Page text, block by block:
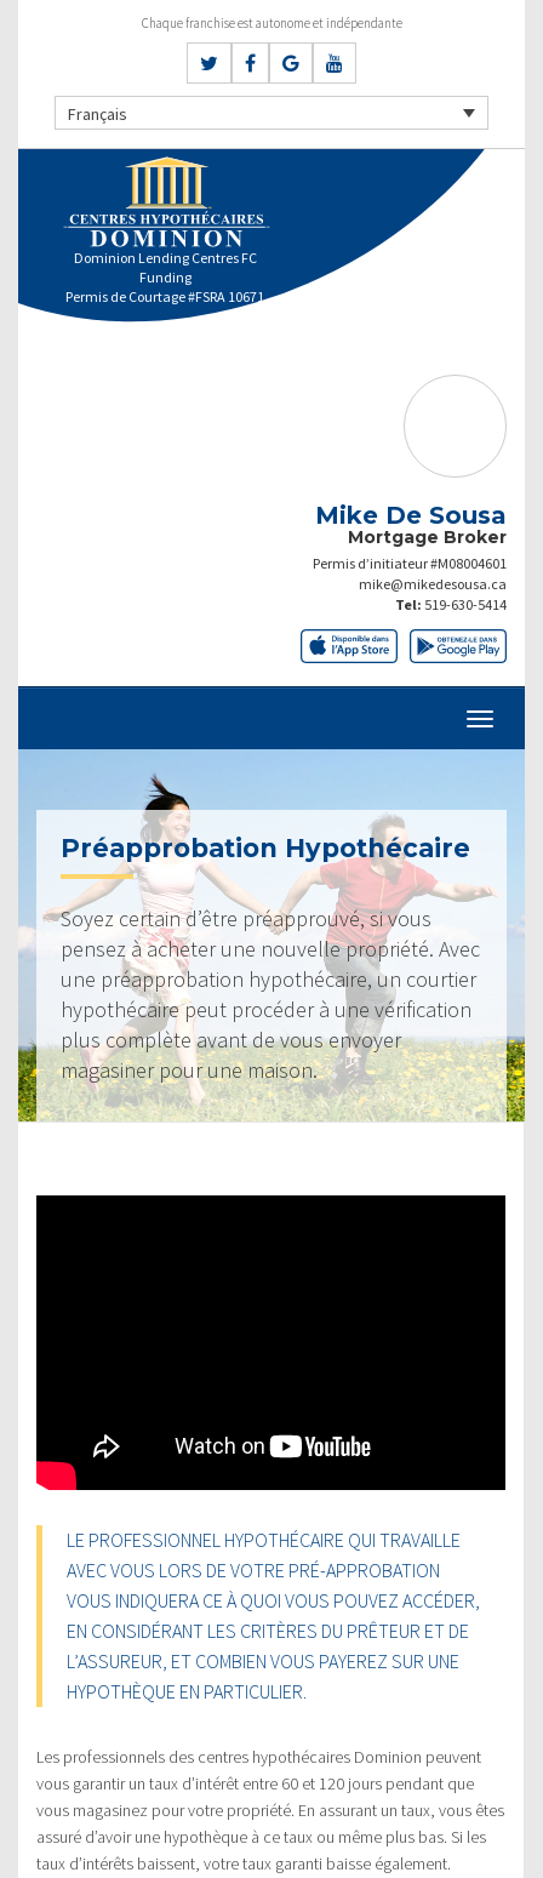
Chaque franchise est autonome et indépendante
Français
Dominion Lending Centres FC
Funding
Permis de Courtage #FSRA 10671
Mike De Sousa
Mortgage Broker
Permis d’initiateur #M08004601
mike@mikedesousa.ca
Tel: 519-630-5414
Préapprobation Hypothécaire
Soyez certain d’être préapprouvé, si vous
pensez à acheter une nouvelle propriété. Avec
une préapprobation hypothécaire, un courtier
hypothécaire peut procéder à une vérification
plus complète avant de vous envoyer
magasiner pour une maison.
LE PROFESSIONNEL HYPOTHÉCAIRE QUI TRAVAILLE
AVEC VOUS LORS DE VOTRE PRÉ-APPROBATION
VOUS INDIQUERA CE À QUOI VOUS POUVEZ ACCÉDER,
EN CONSIDÉRANT LES CRITÈRES DU PRÊTEUR ET DE
L’ASSUREUR, ET COMBIEN VOUS PAYEREZ SUR UNE
HYPOTHÈQUE EN PARTICULIER.
Les professionnels des centres hypothécaires Dominion peuvent
vous garantir un taux d’intérêt entre 60 et 120 jours pendant que
vous magasinez pour votre propriété. En assurant un taux, vous êtes
assuré d’avoir une hypothèque à ce taux ou même plus bas. Si les
taux d’intérêts baissent, votre taux garanti baisse également.